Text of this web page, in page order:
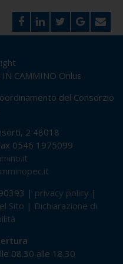
IN CAMMINO Onlus
del Consorzio
2 48018
0546 1975099
| privacy policy |
Sito | Dichiarazione di
08.30 alle 18.30